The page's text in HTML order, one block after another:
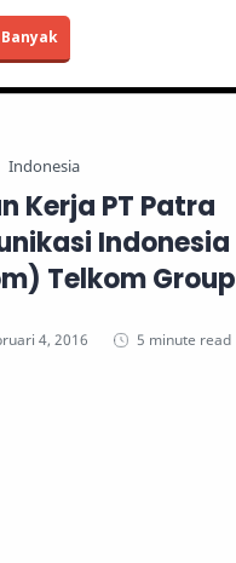
Indonesia
Kerja PT Patra
Indonesia
Telkom Group
5 minute read